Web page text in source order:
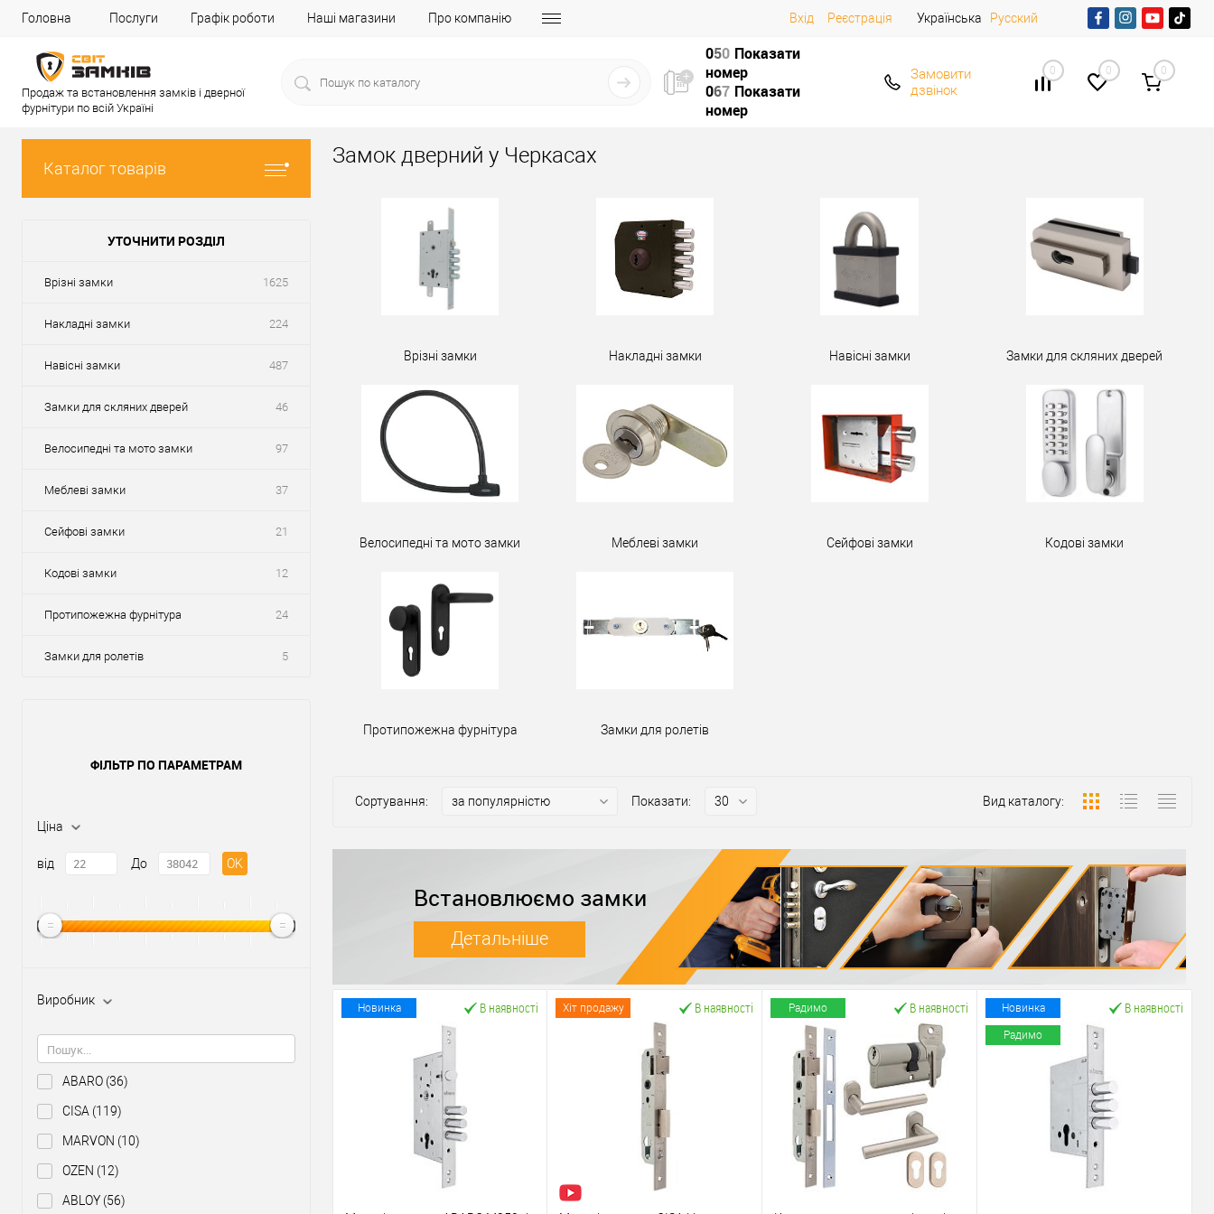
Головна Послуги Графік роботи Наші магазини Про компанію Вхід Реєстрація Українська Русский
Продаж та встановлення замків і дверної
фурнітури по всій Україні
050 Показати
номер
067 Показати
номер
Замовити
дзвінок
0 0 0
Каталог товарів
УТОЧНИТИ РОЗДІЛ
Врізні замки 1625
Накладні замки 224
Навісні замки 487
Замки для скляних дверей 46
Велосипедні та мото замки 97
Меблеві замки 37
Сейфові замки 21
Кодові замки 12
Протипожежна фурнітура 24
Замки для ролетів 5
ФІЛЬТР ПО ПАРАМЕТРАМ
Ціна
від До OK
Виробник
ABARO (36)
CISA (119)
MARVON (10)
OZEN (12)
ABLOY (56)
Замок дверний у Черкасах
Врізні замки Накладні замки Навісні замки Замки для скляних дверей
Велосипедні та мото замки Меблеві замки Сейфові замки Кодові замки
Протипожежна фурнітура Замки для ролетів
Сортування: Показати: Вид каталогу:
Встановлюємо замки
Детальніше
Новинка В наявності Хіт продажу В наявності Радимо В наявності Новинка
Радимо
В наявності